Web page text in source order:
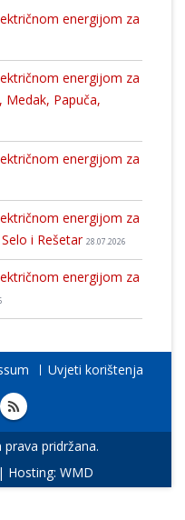
energijom za
energijom za
Medak, Papuča,
energijom za
energijom za
i Rešetar 28.07.2026
energijom za
Uvjeti korištenja
prava pridržana.
| Hosting: WMD